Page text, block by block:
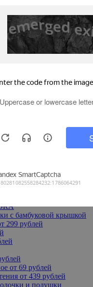
до -50%
промокоду
до -70%
доставкой
с бамбуковой крышкой
299 рублей
от 69 рублей
от 439 рублей
и подушки